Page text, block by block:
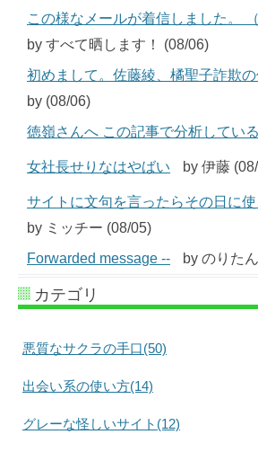
この様なメールが着信しました。
by すべて晒します！ (08/06)
初めまして。佐藤綾、橘聖子詐欺
by (08/06)
徳嶺さんへ この記事で分析している
女社長せりなはやばい by 伊藤
サイトに文句を言ったらその日に
by ミッチー (08/05)
Forwarded message --
by のりた
カテゴリ
悪質なサクラの手口(50)
出会い系の使い方(14)
グレーな怪しいサイト(12)